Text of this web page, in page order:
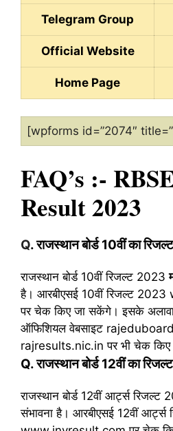
Telegram Group
Official Website
Home Page
[wpforms id=”2074″
FAQ’s :-
Result 2023
Q. राजस्थान बोर्ड 10वीं का
राजस्थान बोर्ड 10वीं रिजल्ट 2023
है। आरबीएसई 10वीं रिजल्ट
पर चेक किए जा सकेंगे। इसके अलावा
ऑफिशियल वेबसाइट
rajresults.nic.in पर भी चेक
Q. राजस्थान बोर्ड 12वीं का
राजस्थान बोर्ड 12वीं आर्ट्स
संभावना है। आरबीएसई 12वीं आर्ट्स